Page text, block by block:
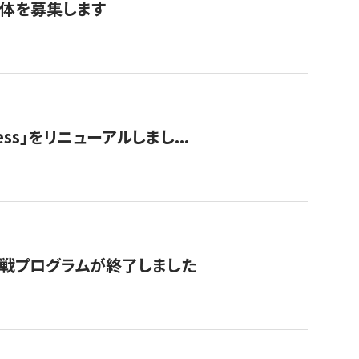
を募集します
」をリニューアルしまし...
プログラムが終了しました